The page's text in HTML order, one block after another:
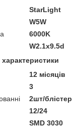
StarLight
W5W
6000K
W2.1x9.5d
12 місяців
3
2шт/блістер
12/24
SMD 3030